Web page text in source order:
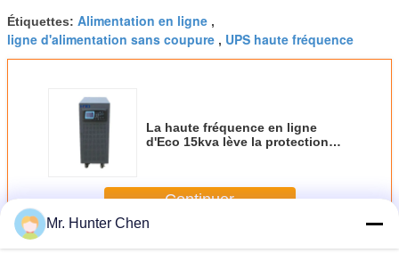
Étiquettes: Alimentation en ligne ,
ligne d'alimentation sans coupure , UPS haute fréquence
La haute fréquence en ligne
d'Eco 15kva lève la protection
Continuer
PlusUPS en ligne à haute fréquence
Mr. Hunter Chen